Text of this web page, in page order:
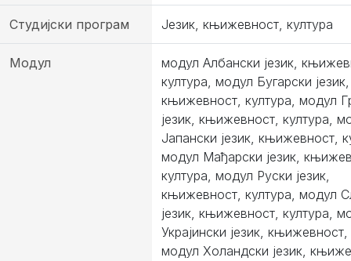
Студијски програм Језик, књижевност, култура
Модул
модул Албански језик,
култура, модул Бугарски језик,
књижевност, култура, модул
језик, књижевност, култура,
Јапански језик, књижевност,
модул Мађарски језик,
култура, модул Руски језик,
књижевност, култура, модул
језик, књижевност, култура,
Украјински језик, књижевност,
модул Холандски језик,